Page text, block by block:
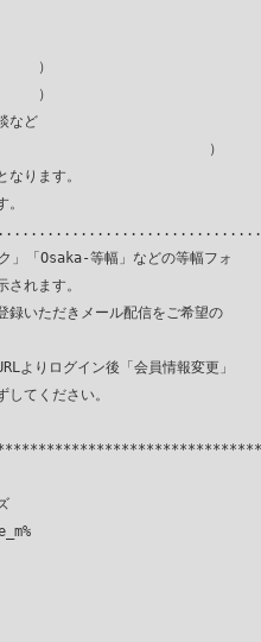
　）
　）
など
　　　　　　　　　　　　　）
ります。
」「Osaka-等幅」などの等幅フォ
れます。
いただきメール配信をご希望の
よりログイン後「会員情報変更」
てください。